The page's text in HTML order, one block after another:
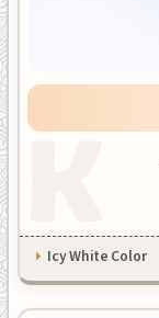
Icy White Color